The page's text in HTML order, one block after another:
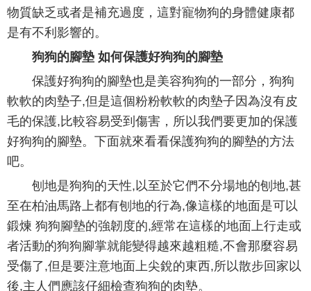
物質缺乏或者是補充過度，這對寵物狗的身體健康都
是有不利影響的。
狗狗的腳墊 如何保護好狗狗的腳墊
保護好狗狗的腳墊也是美容狗狗的一部分，狗狗
軟軟的肉墊子,但是這個粉粉軟軟的肉墊子因為沒有皮
毛的保護,比較容易受到傷害，所以我們要更加的保護
好狗狗的腳墊。下面就來看看保護狗狗的腳墊的方法
吧。
刨地是狗狗的天性,以至於它們不分場地的刨地,甚
至在柏油馬路上都有刨地的行為,像這樣的地面是可以
鍛煉 狗狗腳墊的強韌度的,經常在這樣的地面上行走或
者活動的狗狗腳掌就能變得越來越粗糙,不會那麼容易
受傷了,但是要注意地面上尖銳的東西,所以散步回家以
後,主人們應該仔細檢查狗狗的肉墊。